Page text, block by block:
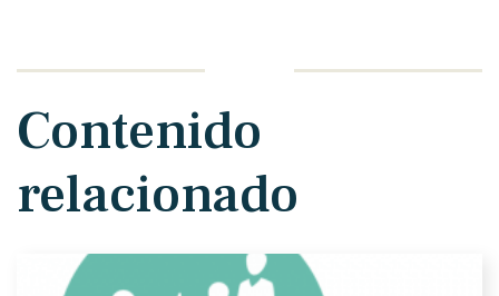
Contenido
relacionado